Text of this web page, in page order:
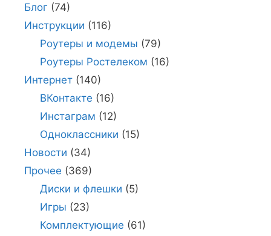
Блог (74)
Инструкции (116)
Роутеры и модемы (79)
Роутеры Ростелеком (16)
Интернет (140)
ВКонтакте (16)
Инстаграм (12)
Одноклассники (15)
Новости (34)
Прочее (369)
Диски и флешки (5)
Игры (23)
Комплектующие (61)